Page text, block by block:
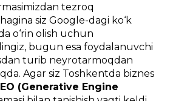
tezroq
siz Google-dagi ko‘k
o‘rin olish uchun
bugun esa foydalanuvchi
turib neyrotarmoqdan
Agar siz Toshkentda biznes
(Generative Engine